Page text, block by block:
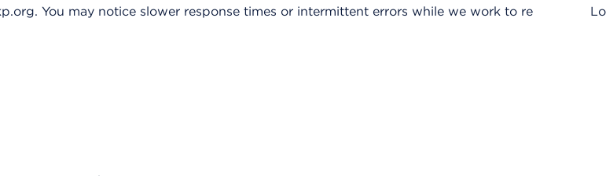
You may notice slower response times or intermittent errors while we work to re